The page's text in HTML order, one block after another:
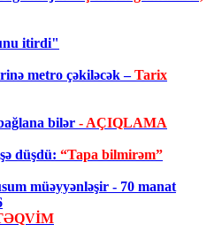
itirdi"
metro çəkiləcək –Tarix
bilər - AÇIQLAMA
düşdü: “Tapa bilmirəm”
müəyyənləşir - 70 manat